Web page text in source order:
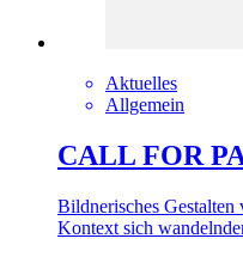
Aktuelles
Allgemein
CALL FOR
Bildnerisches
Kontext sich